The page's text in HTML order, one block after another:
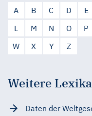
A B C D E
L
M N O P
W
X Y Z
Weitere Lexika
Daten der